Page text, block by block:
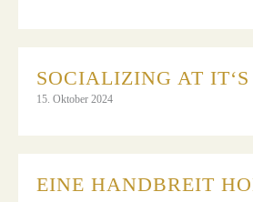
SOCIALIZING AT IT‘S
15. Oktober 2024
EINE HANDBREIT